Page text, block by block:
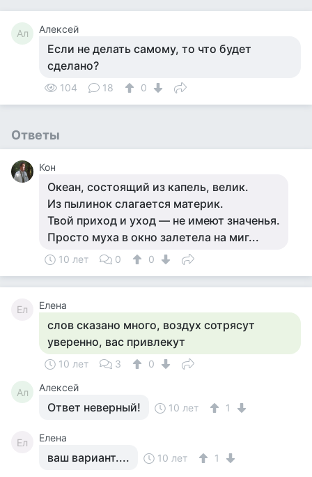
Ал Алексей
Если не делать самому, то что будет
сделано?
104 18 0
Ответы
Кон
Океан, состоящий из капель, велик.
Из пылинок слагается материк.
Твой приход и уход — не имеют значенья.
Просто муха в окно залетела на миг...
10 лет 0 0
Ел Елена
слов сказано много, воздух сотрясут
уверенно, вас привлекут
10 лет 3 0
Ал Алексей
Ответ неверный! 10 лет 1
Ел Елена
ваш вариант.... 10 лет 1